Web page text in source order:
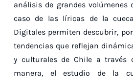
análisis de grandes volúmenes
caso de las líricas de la
Digitales permiten descubrir,
tendencias que reflejan
y culturales de Chile a través
manera, el estudio de la